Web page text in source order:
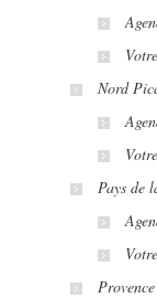
Nord
Pays de